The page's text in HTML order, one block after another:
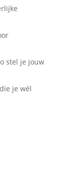
stel je jouw
je wél